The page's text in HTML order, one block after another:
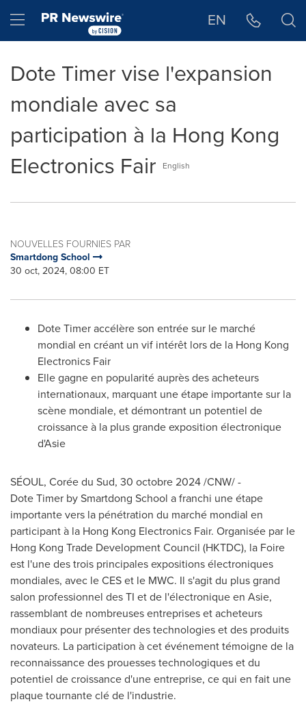
Hamburger menu EN
Dote Timer vise l'expansion
mondiale avec sa
participation à la Hong Kong
Electronics Fair
English
NOUVELLES FOURNIES PAR
Smartdong School
30 oct, 2024, 08:00 ET
Dote Timer accélère son entrée sur le marché
mondial en créant un vif intérêt lors de la Hong Kong
Electronics Fair
Elle gagne en popularité auprès des acheteurs
internationaux, marquant une étape importante sur la
scène mondiale, et démontrant un potentiel de
croissance à la plus grande exposition électronique
d'Asie
SÉOUL, Corée du Sud, 30 octobre 2024/CNW/ -
Dote Timer by Smartdong School a franchi une étape
importante vers la pénétration du marché mondial en
participant à la Hong Kong Electronics Fair. Organisée par le
Hong Kong Trade Development Council (HKTDC), la Foire
est l'une des trois principales expositions électroniques
mondiales, avec le CES et le MWC. Il s'agit du plus grand
salon professionnel des TI et de l'électronique en Asie,
rassemblant de nombreuses entreprises et acheteurs
mondiaux pour présenter des technologies et des produits
novateurs. La participation à cet événement témoigne de la
reconnaissance des prouesses technologiques et du
potentiel de croissance d'une entreprise, ce qui en fait une
plaque tournante clé de l'industrie.